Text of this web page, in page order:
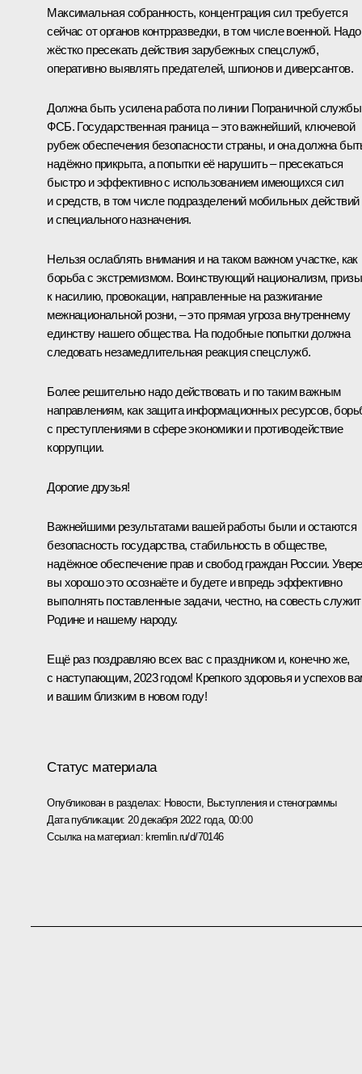
Максимальная собранность, концентрация сил требуется
сейчас от органов контрразведки, в том числе военной. Надо
жёстко пресекать действия зарубежных спецслужб,
оперативно выявлять предателей, шпионов и диверсантов.
Должна быть усилена работа по линии Пограничной службы
ФСБ. Государственная граница – это важнейший, ключевой
рубеж обеспечения безопасности страны, и она должна
надёжно прикрыта, а попытки её нарушить – пресекаться
быстро и эффективно с использованием имеющихся сил
и средств, в том числе подразделений мобильных действий
и специального назначения.
Нельзя ослаблять внимания и на таком важном участке, как
борьба с экстремизмом. Воинствующий национализм,
к насилию, провокации, направленные на разжигание
межнациональной розни, – это прямая угроза внутреннему
единству нашего общества. На подобные попытки должна
следовать незамедлительная реакция спецслужб.
Более решительно надо действовать и по таким важным
направлениям, как защита информационных ресурсов,
с преступлениями в сфере экономики и противодействие
коррупции.
Дорогие друзья!
Важнейшими результатами вашей работы были и остаются
безопасность государства, стабильность в обществе,
надёжное обеспечение прав и свобод граждан России.
вы хорошо это осознаёте и будете и впредь эффективно
выполнять поставленные задачи, честно, на совесть
Родине и нашему народу.
Ещё раз поздравляю всех вас с праздником и, конечно же,
с наступающим, 2023 годом! Крепкого здоровья и успехов
и вашим близким в новом году!
Статус материала
Опубликован в разделах: Новости, Выступления и стенограммы
Дата публикации: 20 декабря 2022 года, 00:00
Ссылка на материал:kremlin.ru/d/70146